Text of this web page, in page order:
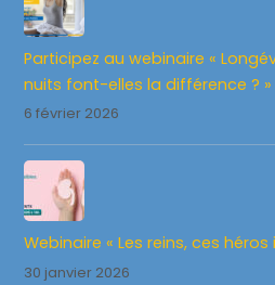
Participez au webinaire «
nuits font-elles la différence ? »
6 février 2026
Webinaire « Les reins, ces
30 janvier 2026